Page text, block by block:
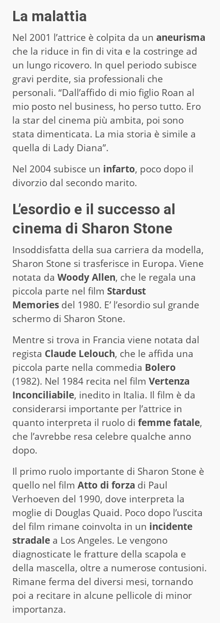
La malattia
Nel 2001 l’attrice è colpita da un aneurisma
che la riduce in fin di vita e la costringe ad
un lungo ricovero. In quel periodo subisce
gravi perdite, sia professionali che
personali. “Dall’affido di mio figlio Roan al
mio posto nel business, ho perso tutto. Ero
la star del cinema più ambita, poi sono
stata dimenticata. La mia storia è simile a
quella di Lady Diana”.
Nel 2004 subisce un infarto, poco dopo il
divorzio dal secondo marito.
L’esordio e il successo al
cinema di Sharon Stone
Insoddisfatta della sua carriera da modella,
Sharon Stone si trasferisce in Europa. Viene
notata da Woody Allen, che le regala una
piccola parte nel film Stardust
Memories del 1980. E’ l’esordio sul grande
schermo di Sharon Stone.
Mentre si trova in Francia viene notata dal
regista Claude Lelouch, che le affida una
piccola parte nella commedia Bolero
(1982). Nel 1984 recita nel film Vertenza
Inconciliabile, inedito in Italia. Il film è da
considerarsi importante per l’attrice in
quanto interpreta il ruolo di femme fatale,
che l’avrebbe resa celebre qualche anno
dopo.
Il primo ruolo importante di Sharon Stone è
quello nel film Atto di forza di Paul
Verhoeven del 1990, dove interpreta la
moglie di Douglas Quaid. Poco dopo l’uscita
del film rimane coinvolta in un incidente
stradale a Los Angeles. Le vengono
diagnosticate le fratture della scapola e
della mascella, oltre a numerose contusioni.
Rimane ferma del diversi mesi, tornando
poi a recitare in alcune pellicole di minor
importanza.